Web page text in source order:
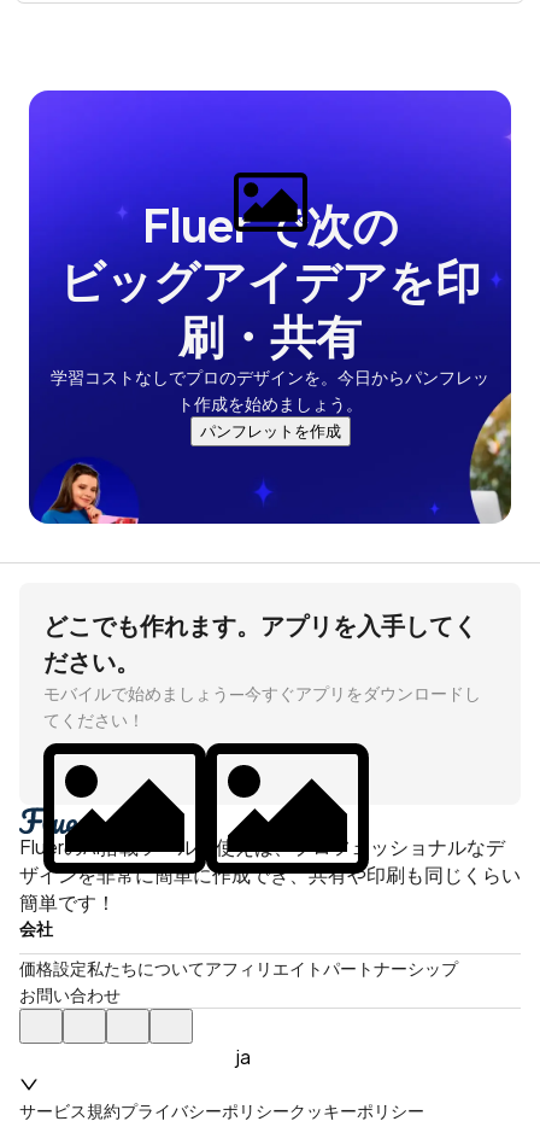
Fluer で次の
ビッグアイデアを印
刷・共有
学習コストなしでプロのデザインを。今日からパンフレッ
ト作成を始めましょう。
パンフレットを作成
どこでも作れます。アプリを入手してく
ださい。
モバイルで始めましょう—今すぐアプリをダウンロードし
てください！
FluerのAI搭載ツールを使えば、プロフェッショナルなデ
ザインを非常に簡単に作成でき、共有や印刷も同じくらい
簡単です！
会社
価格設定私たちについてアフィリエイトパートナーシップ
お問い合わせ
ja
サービス規約プライバシーポリシークッキーポリシー